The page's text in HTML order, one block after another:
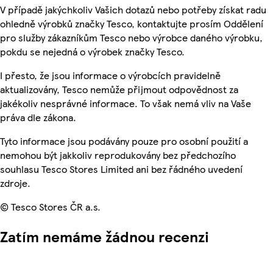
V případě jakýchkoliv Vašich dotazů nebo potřeby získat radu
ohledně výrobků značky Tesco, kontaktujte prosím Oddělení
pro služby zákazníkům Tesco nebo výrobce daného výrobku,
pokdu se nejedná o výrobek značky Tesco.
I přesto, že jsou informace o výrobcích pravidelně
aktualizovány, Tesco nemůže přijmout odpovědnost za
jakékoliv nesprávné informace. To však nemá vliv na Vaše
práva dle zákona.
Tyto informace jsou podávány pouze pro osobní použití a
nemohou být jakkoliv reprodukovány bez předchozího
souhlasu Tesco Stores Limited ani bez řádného uvedení
zdroje.
© Tesco Stores ČR a.s.
Zatím nemáme žádnou recenzi